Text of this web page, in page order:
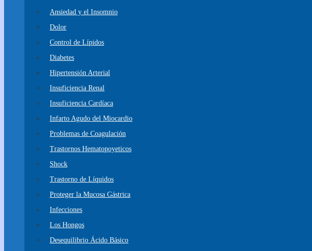
Ansiedad y el Insomnio
Dolor
Control de Lípidos
Diabetes
Hipertensión Arterial
Insuficiencia Renal
Insuficiencia Cardíaca
Infarto Agudo del Miocardio
Problemas de Coagulación
Trastornos Hematopoyeticos
Shock
Trastorno de Líquidos
Proteger la Mucosa Gástrica
Infecciones
Los Hongos
Desequilibrio Ácido Básico